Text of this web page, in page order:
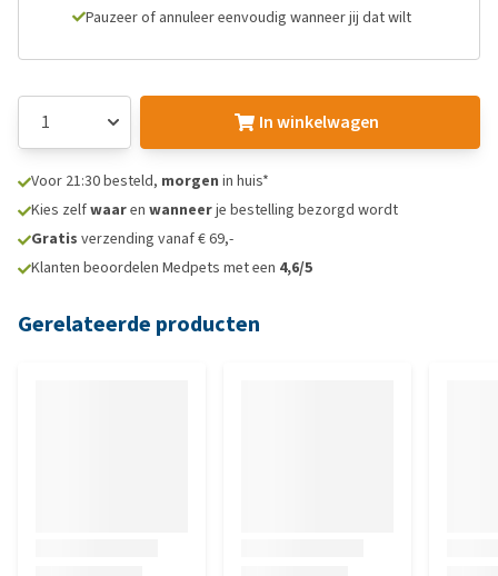
Pauzeer of annuleer eenvoudig wanneer jij dat wilt
In winkelwagen
Voor 21:30 besteld, morgen in huis*
Kies zelfwaaren wanneerje bestelling bezorgd wordt
Gratis verzending vanaf € 69,-
Klanten beoordelen Medpets met een 4,6/5
Gerelateerde producten